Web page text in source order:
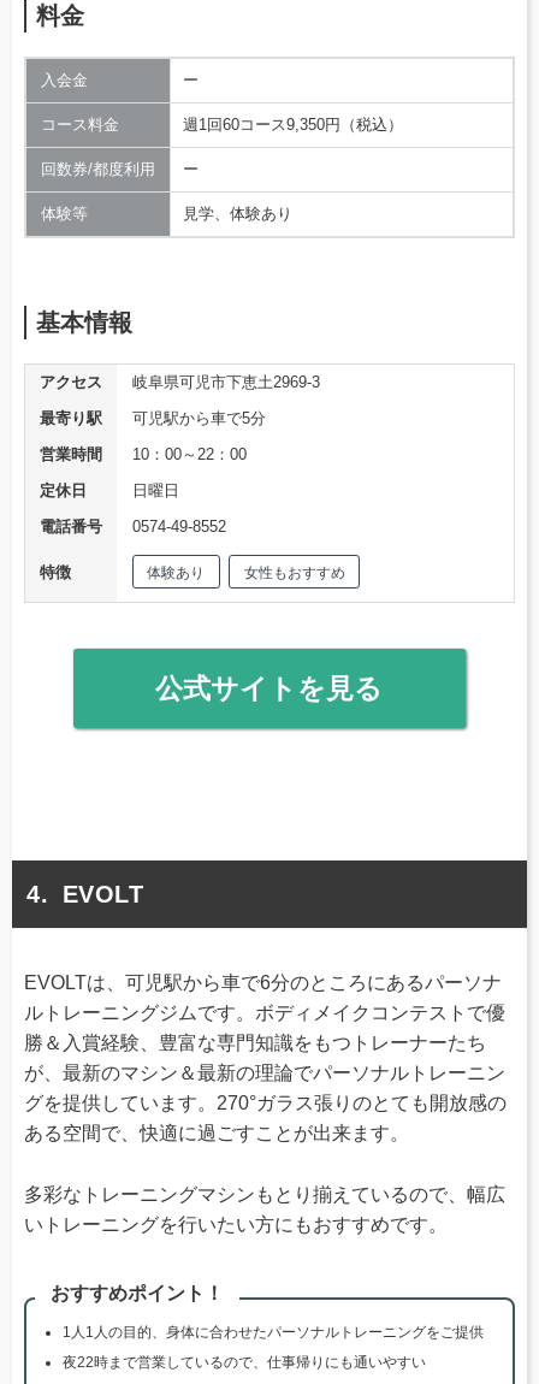
料金
入会金 ー
コース料金 週1回60コース9,350円（税込）
回数券/都度利用 ー
体験等 見学、体験あり
基本情報
アクセス
岐阜県可児市下恵土2969-3
最寄り駅
可児駅から車で5分
営業時間
10：00～22：00
定休日
日曜日
電話番号
0574-49-8552
特徴 体験あり 女性もおすすめ
公式サイトを見る
EVOLT
EVOLTは、可児駅から車で6分のところにあるパーソナ
ルトレーニングジムです。ボディメイクコンテストで優
勝＆入賞経験、豊富な専門知識をもつトレーナーたち
が、最新のマシン＆最新の理論でパーソナルトレーニン
グを提供しています。270°ガラス張りのとても開放感の
ある空間で、快適に過ごすことが出来ます。
多彩なトレーニングマシンもとり揃えているので、幅広
いトレーニングを行いたい方にもおすすめです。
おすすめポイント！
1人1人の目的、身体に合わせたパーソナルトレーニングをご提供
夜22時まで営業しているので、仕事帰りにも通いやすい